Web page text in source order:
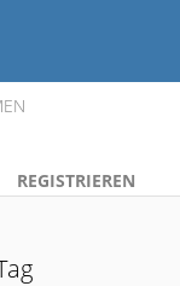
REGISTRIEREN